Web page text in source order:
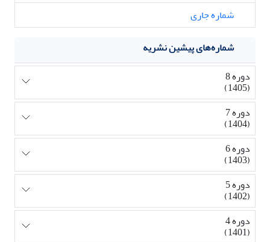
شماره جاری
شماره‌های پیشین نشریه
دوره 8
(1405)
دوره 7
(1404)
دوره 6
(1403)
دوره 5
(1402)
دوره 4
(1401)